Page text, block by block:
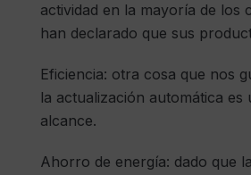
actividad en la mayoría de los
han declarado que sus
Eficiencia: otra cosa que nos
la actualización automática
alcance.
Ahorro de energía: dado que